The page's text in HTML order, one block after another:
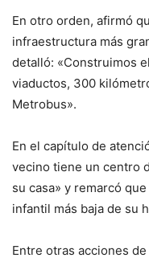
En otro orden, afirmó
infraestructura más
detalló: «Construimos
viaductos, 300
Metrobus».
En el capítulo de
vecino tiene un centro
su casa» y remarcó
infantil más baja de su
Entre otras acciones